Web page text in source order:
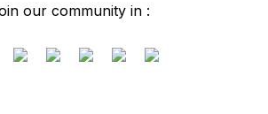
our community in :